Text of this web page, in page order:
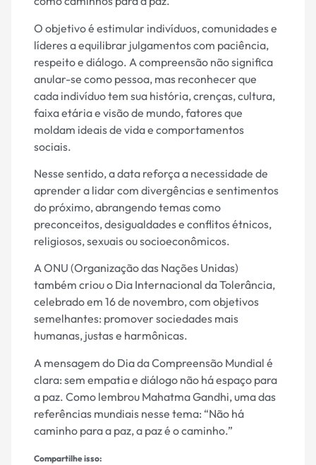
O objetivo é estimular indivíduos, comunidades e
líderes a equilibrar julgamentos com paciência,
respeito e diálogo. A compreensão não significa
anular-se como pessoa, mas reconhecer que
cada indivíduo tem sua história, crenças, cultura,
faixa etária e visão de mundo, fatores que
moldam ideais de vida e comportamentos
sociais.
Nesse sentido, a data reforça a necessidade de
aprender a lidar com divergências e sentimentos
do próximo, abrangendo temas como
preconceitos, desigualdades e conflitos étnicos,
religiosos, sexuais ou socioeconômicos.
A ONU (Organização das Nações Unidas)
também criou o Dia Internacional da Tolerância,
celebrado em 16 de novembro, com objetivos
semelhantes: promover sociedades mais
humanas, justas e harmônicas.
A mensagem do Dia da Compreensão Mundial é
clara: sem empatia e diálogo não há espaço para
a paz. Como lembrou Mahatma Gandhi, uma das
referências mundiais nesse tema: “Não há
caminho para a paz, a paz é o caminho.”
Compartilhe isso: